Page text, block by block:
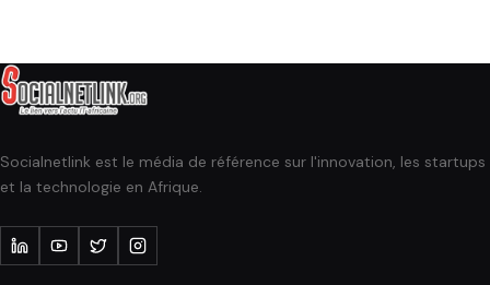
Socialnetlink est le média de référence sur l'innovation, les startups
et la technologie en Afrique.